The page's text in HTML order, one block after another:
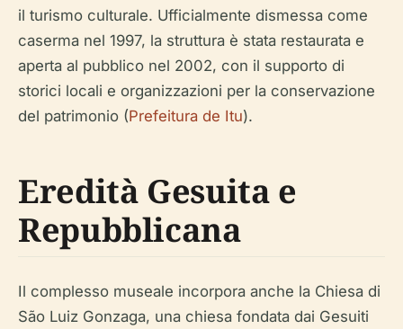
il turismo culturale. Ufficialmente dismessa come
caserma nel 1997, la struttura è stata restaurata e
aperta al pubblico nel 2002, con il supporto di
storici locali e organizzazioni per la conservazione
del patrimonio (Prefeitura de Itu).
Eredità Gesuita e
Repubblicana
Il complesso museale incorpora anche la Chiesa di
São Luiz Gonzaga, una chiesa fondata dai Gesuiti